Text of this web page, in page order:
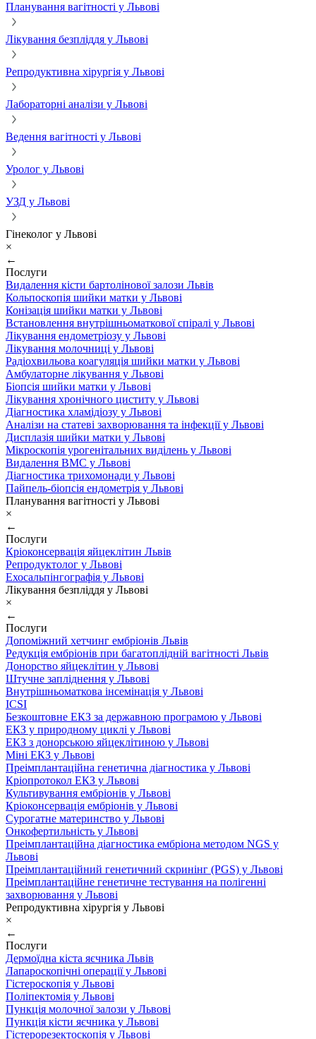
Планування вагітності у Львові
Лікування безпліддя у Львові
Репродуктивна хірургія у Львові
Лабораторні аналізи у Львові
Ведення вагітності у Львові
Уролог у Львові
УЗД у Львові
Гінеколог у Львові
×
←
Послуги
Видалення кісти бартолінової залози Львів
Кольпоскопія шийки матки у Львові
Конізація шийки матки у Львові
Встановлення внутрішньоматкової спіралі у Львові
Лікування ендометріозу у Львові
Лікування молочниці у Львові
Радіохвильова коагуляція шийки матки у Львові
Амбулаторне лікування у Львові
Біопсія шийки матки у Львові
Лікування хронічного циститу у Львові
Діагностика хламідіозу у Львові
Аналізи на статеві захворювання та інфекції у Львові
Дисплазія шийки матки у Львові
Мікроскопія урогенітальних виділень у Львові
Видалення ВМС у Львові
Діагностика трихомонади у Львові
Пайпель-біопсія ендометрія у Львові
Планування вагітності у Львові
×
←
Послуги
Кріоконсервація яйцеклітин Львів
Репродуктолог у Львові
Ехосальпінгографія у Львові
Лікування безпліддя у Львові
×
←
Послуги
Допоміжний хетчинг ембріонів Львів
Редукція ембріонів при багатоплідній вагітності Львів
Донорство яйцеклітин у Львові
Штучне запліднення у Львові
Внутрішньоматкова інсемінація у Львові
ICSI
Безкоштовне ЕКЗ за державною програмою у Львові
ЕКЗ у природному циклі у Львові
ЕКЗ з донорською яйцеклітиною у Львові
Міні ЕКЗ у Львові
Преімплантаційна генетична діагностика у Львові
Кріопротокол ЕКЗ у Львові
Культивування ембріонів у Львові
Кріоконсервація ембріонів у Львові
Сурогатне материнство у Львові
Онкофертильність у Львові
Преімплантаційна діагностика ембріона методом NGS у
Львові
Преімплантаційний генетичний скринінг (PGS) у Львові
Преімплантаційне генетичне тестування на полігенні
захворювання у Львові
Репродуктивна хірургія у Львові
×
←
Послуги
Дермоїдна кіста яєчника Львів
Лапароскопічні операції у Львові
Гістероскопія у Львові
Поліпектомія у Львові
Пункція молочної залози у Львові
Пункція кісти яєчника у Львові
Гістерорезектоскопія у Львові